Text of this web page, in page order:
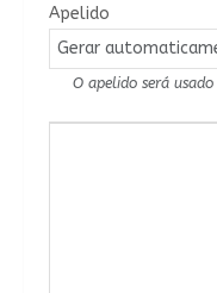
Apelido
O apelido será